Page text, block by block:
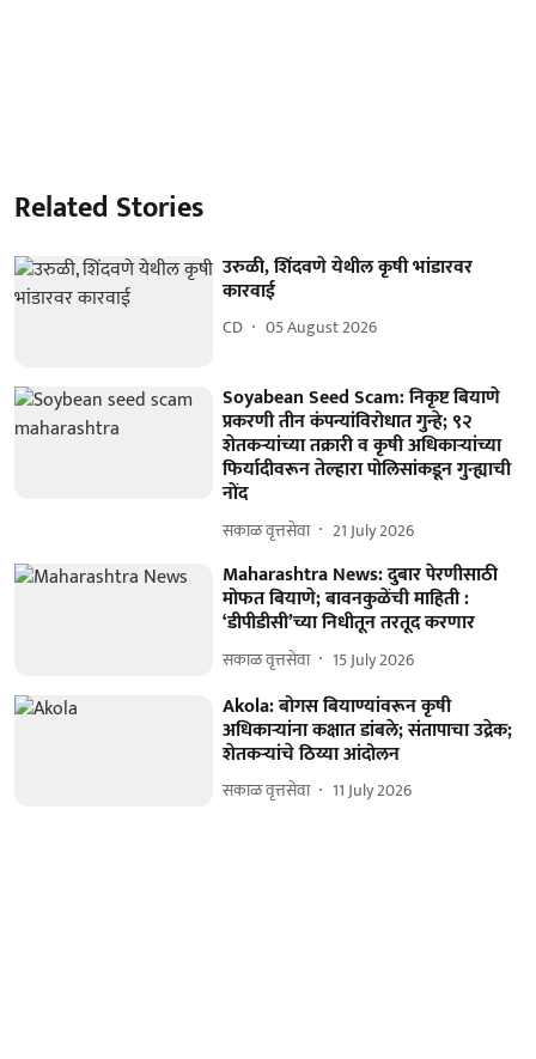
Related Stories
उरुळी, शिंदवणे येथील कृषी भांडारवर
कारवाई
CD 05 August 2026
Soyabean Seed Scam: निकृष्ट बियाणे
प्रकरणी तीन कंपन्यांविरोधात गुन्हे; ९२
शेतकऱ्यांच्या तक्रारी व कृषी अधिकाऱ्यांच्या
फिर्यादीवरून तेल्हारा पोलिसांकडून गुन्ह्याची
नोंद
सकाळ वृत्तसेवा 21 July 2026
Maharashtra News: दुबार पेरणीसाठी
मोफत बियाणे; बावनकुळेंची माहिती :
‘डीपीडीसी’च्या निधीतून तरतूद करणार
सकाळ वृत्तसेवा 15 July 2026
Akola: बोगस बियाण्यांवरून कृषी
अधिकाऱ्यांना कक्षात डांबले; संतापाचा उद्रेक;
शेतकऱ्यांचे ठिय्या आंदोलन
सकाळ वृत्तसेवा 11 July 2026